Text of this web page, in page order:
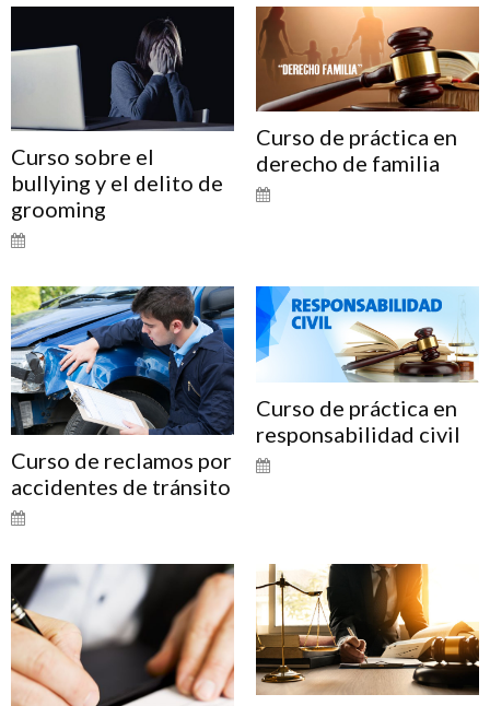
Curso sobre el
bullying y el delito de
grooming
Curso de práctica en
derecho de familia
Curso de reclamos por
accidentes de tránsito
Curso de práctica en
responsabilidad civil